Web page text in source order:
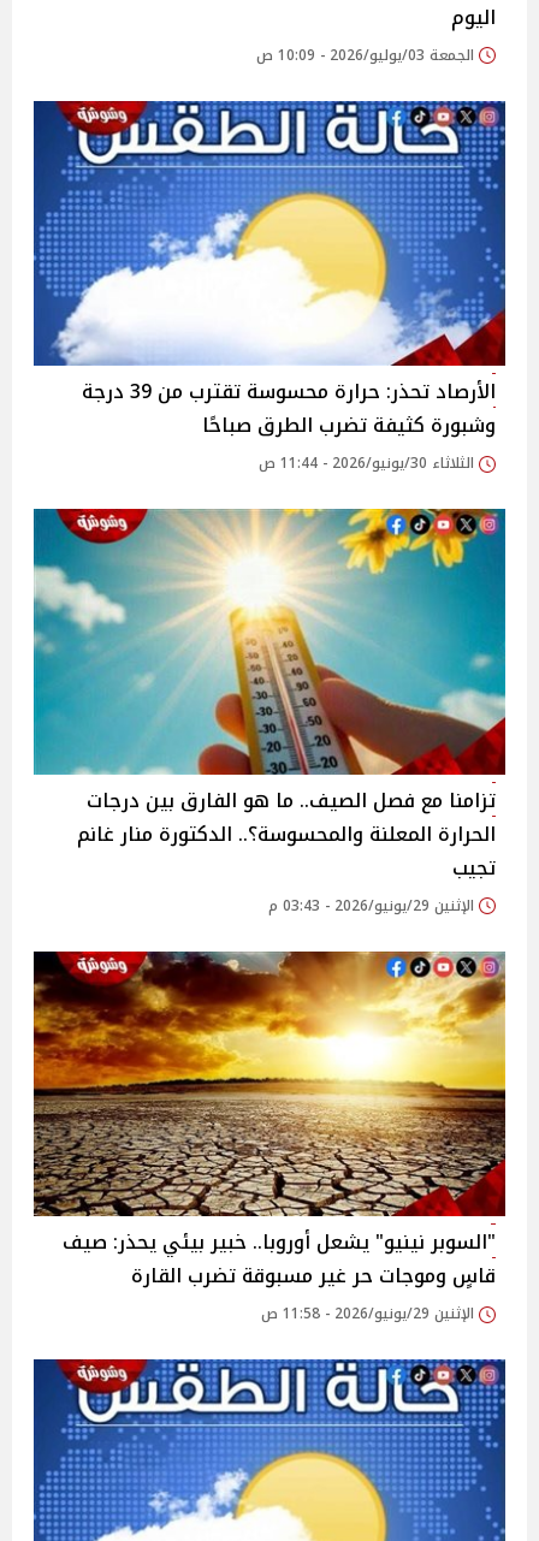
اليوم
الجمعة 03/يوليو/2026 - 10:09 ص
الأرصاد تحذر: حرارة محسوسة تقترب من 39 درجة
وشبورة كثيفة تضرب الطرق صباحًا
الثلاثاء 30/يونيو/2026 - 11:44 ص
تزامنا مع فصل الصيف.. ما هو الفارق بين درجات
الحرارة المعلنة والمحسوسة؟.. الدكتورة منار غانم
تجيب
الإثنين 29/يونيو/2026 - 03:43 م
"السوبر نينيو" يشعل أوروبا.. خبير بيئي يحذر: صيف
قاسٍ وموجات حر غير مسبوقة تضرب القارة
الإثنين 29/يونيو/2026 - 11:58 ص